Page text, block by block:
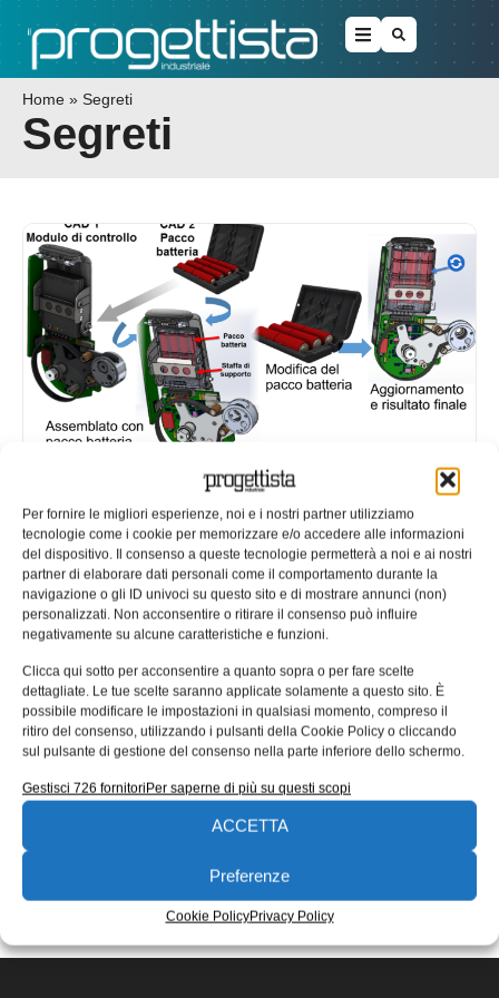
Per fornire le migliori esperienze, noi e i nostri partner utilizziamo
tecnologie come i cookie per memorizzare e/o accedere alle informazioni
del dispositivo. Il consenso a queste tecnologie permetterà a noi e ai nostri
partner di elaborare dati personali come il comportamento durante la
navigazione o gli ID univoci su questo sito e di mostrare annunci (non)
personalizzati. Non acconsentire o ritirare il consenso può influire
negativamente su alcune caratteristiche e funzioni.
Clicca qui sotto per acconsentire a quanto sopra o per fare scelte
dettagliate. Le tue scelte saranno applicate solamente a questo sito. È
possibile modificare le impostazioni in qualsiasi momento, compreso il
ritiro del consenso, utilizzando i pulsanti della Cookie Policy o cliccando
sul pulsante di gestione del consenso nella parte inferiore dello schermo.
Gestisci 726 fornitoriPer saperne di più su questi scopi
ACCETTA
Preferenze
Cookie PolicyPrivacy Policy
Home » Segreti
Segreti
Svolta epocale nel CAD:
l’interoperabilità tra piattaforme
diverse
* Ing. Alessandro Tornincasa, laureato in Ingegneria per
L’ambiente e il Territorio nel 2004 con una tesi teorico-
sperimentale sulla cinematica
EDICOLA WEB
ISCRIVITI ALLA NEWSLETTER